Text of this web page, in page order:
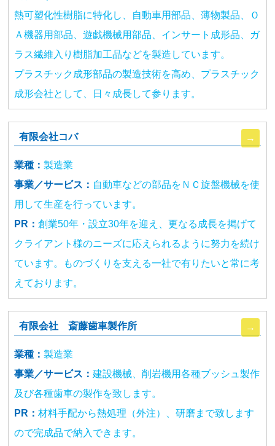
熱可塑化性樹脂に特化し、自動車用部品、薄物製品、Ｏ
Ａ機器用部品、遊戯機械用部品、インサート成形品、ガ
ラス繊維入り樹脂加工品などを製造しています。
プラスチック成形部品の製造技術を高め、プラスチック
成形会社として、日々成長して参ります。
有限会社コバ
業種： 製造業
事業／サービス： 自動車などの部品をＮＣ旋盤機械を使
用して生産を行っています。
PR： 創業50年・設立30年を迎え、更なる成長を掲げて
クライアント様のニーズに応えられるように努力を続け
ています。ものづくりを支える一社で有りたいと常に考
えております。
有限会社 斎藤歯車製作所
業種： 製造業
事業／サービス： 建設機械、削岩機用各種ブッシュ製作
及び各種歯車の製作を致します。
PR： 材料手配から熱処理（外注）、研磨まで致します
ので完成品で納入できます。